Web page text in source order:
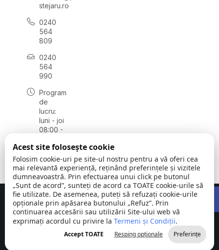
stejaru.ro
0240
564
809
0240
564
990
Program
de
lucru:
luni - joi
08:00 -
vineri
08:00 -
14:00
Comuna
Stejaru |
județul Tulcea
©
2026
Toate
drepturile
rezervate
Concept realizat deBig Media Relații Publice SRL
Acest site folosește cookie
Folosim cookie-uri pe site-ul nostru pentru a vă oferi cea
mai relevantă experiență, reținând preferințele și vizitele
dumneavoastră. Prin efectuarea unui click pe butonul
„Sunt de acord”, sunteți de acord ca TOATE cookie-urile să
fie utilizate. De asemenea, puteți să refuzați cookie-urile
opționale prin apăsarea butonului „Refuz”. Prin
continuarea accesării sau utilizării Site-ului web vă
exprimați acordul cu privire la Termeni și Condiții.
Accept TOATE Resping opționale Preferințe